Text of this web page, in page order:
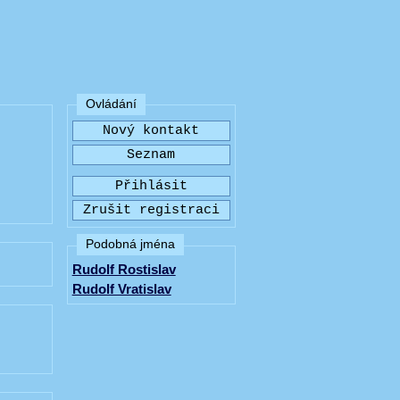
Ovládání
Podobná jména
Rudolf Rostislav
Rudolf Vratislav